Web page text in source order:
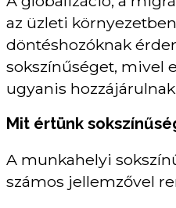
az üzleti
döntéshozóknak
sokszínűséget, mivel
ugyanis
Mit értünk
A munkahelyi
számos jellemzővel